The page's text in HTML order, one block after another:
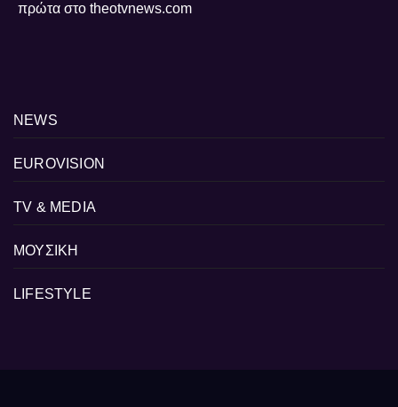
πρώτα στο theotvnews.com
NEWS
EUROVISION
TV & MEDIA
ΜΟΥΣΙΚΗ
LIFESTYLE